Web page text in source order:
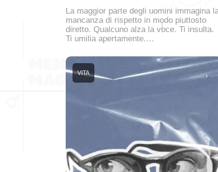
La maggior parte degli uomini immagina
mancanza di rispetto in modo piuttosto
diretto. Qualcuno alza la voce. Ti insulta.
Ti umilia apertamente.…
VITA